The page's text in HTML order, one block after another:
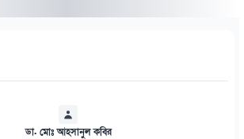
ডা. মোঃ আহসানুল কবির